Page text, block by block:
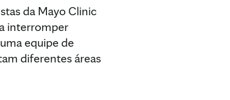
da Mayo Clinic
interromper
equipe de
diferentes áreas